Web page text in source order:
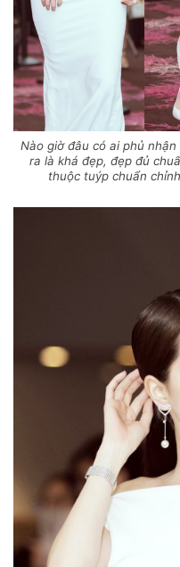
Nào giờ đâu có ai phủ
ra là khá đẹp, đẹp đủ
thuộc tuýp chuẩn